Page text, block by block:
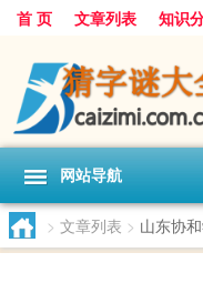
首 页 文章列表 知识
网站导航
> 文章列表 > 山东协